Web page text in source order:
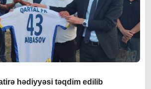
hədiyyəsi təqdim edilib